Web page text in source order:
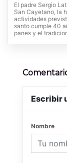
El padre Sergio
San Cayetano, la
actividades
santo cumple 40
panes y el
Escribir
Nombre